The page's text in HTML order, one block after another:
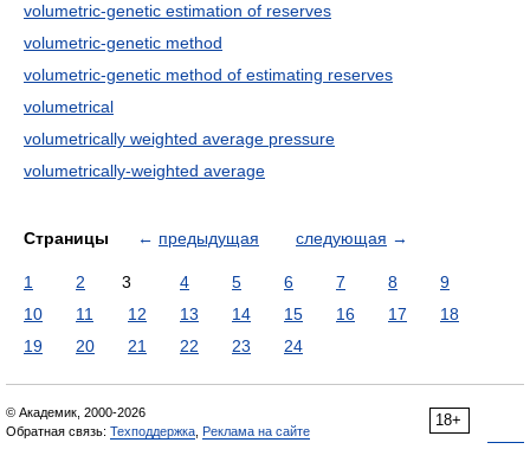
volumetric-genetic estimation of reserves
volumetric-genetic method
volumetric-genetic method of estimating reserves
volumetrical
volumetrically weighted average pressure
volumetrically-weighted average
Страницы ← предыдущая следующая →
1 2 3 4 5 6 7 8
9
10
11 12 13 14 15 16 17
18
19
20 21 22 23 24
18+
© Академик, 2000-2026
Обратная связь: Техподдержка Реклама на сайте